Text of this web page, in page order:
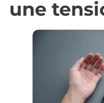
une